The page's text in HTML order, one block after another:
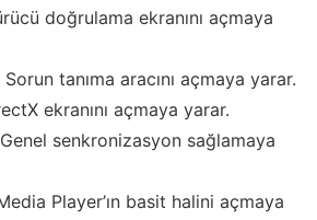
doğrulama ekranını açmaya
Sorun tanıma aracını açmaya yarar.
ekranını açmaya yarar.
senkronizasyon sağlamaya
Player’ın basit halini açmaya